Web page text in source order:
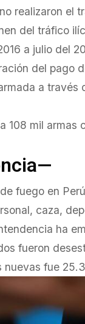
realizaron el
del tráfico
a julio del
del pago
a
108 mil
fuego en
caza,
ha
fueron
nuevas fue